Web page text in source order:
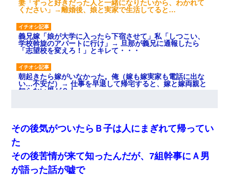
妻「ずっと好きだった人と一緒になりたいから、わかれて
ください」→離婚後、娘と実家で生活してると…
義兄嫁「娘が大学に入ったら下宿させて」私「しつこい、
学校斡旋のアパートに行け」→ 旦那が義兄に通報したら
「志望校を変えろ！」とキレて・・・
朝起きたら嫁がいなかった。俺（嫁も嫁実家も電話に出な
い…不安だ）→ 仕事を早退して帰宅すると、嫁と嫁両親と
知らない男が２人・・・
つくも嫁＆娘「そんな匂いしない…」ある日、友人奥「素
敵なアンティークですね！」俺（！？）
父親がくも膜下出血で突然ﾀﾋ。→母の貯金が0なことが判
明。→母「私を家に置いてほしい、どうか見捨てないで(土
下座」俺・嫁「…」
その後気がついたらＢ子は人にまぎれて帰ってい
た
その後苦情が来て知ったんだが、7組幹事にＡ男
が語った話が嘘で